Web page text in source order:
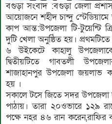
বগুড়া সংবাদ :বগুড়া জেলা
আয়োজনে শহীদ চান্দু
কাপ আন্ত:উপজেলা টি-টুয়েন্টি
দুটি খেলা অনুষ্ঠিত হয়।
৬ উইকেটে কাহালু
দ্বিতীয়টিতে গাবতলী
শাজাহানপুর উপজেলা জয়লাভ
হয় ।
সকালে টসে জিতে সদর উপজেলা
পাঠায়। তারা ২০ওভারে ১২৯
পক্ষে নহর ৪৬ রান করেন,রাফির